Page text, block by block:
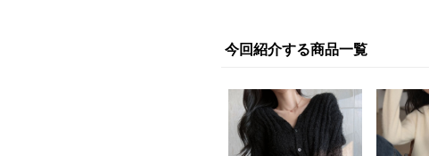
今回紹介する商品一覧